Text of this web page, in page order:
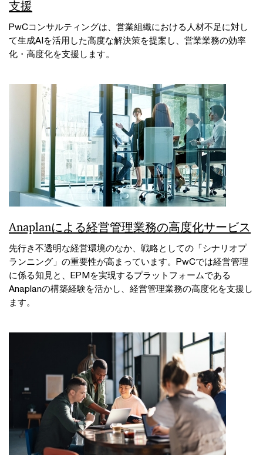
支援
PwCコンサルティングは、営業組織における人材不足に対し
て生成AIを活用した高度な解決策を提案し、営業業務の効率
化・高度化を支援します。
Anaplanによる経営管理業務の高度化サービス
先行き不透明な経営環境のなか、戦略としての「シナリオプ
ランニング」の重要性が高まっています。PwCでは経営管理
に係る知見と、EPMを実現するプラットフォームである
Anaplanの構築経験を活かし、経営管理業務の高度化を支援し
ます。